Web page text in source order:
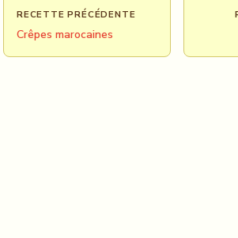
RECETTE PRÉCÉDENTE
Crêpes marocaines